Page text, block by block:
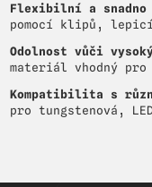
Flexibilní a
pomocí klipů, lepicí
Odolnost vůči
materiál vhodný
Kompatibilita s
pro tungstenová,